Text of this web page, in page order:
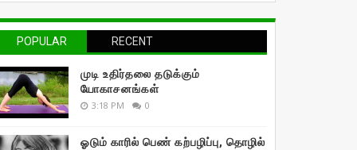
POPULAR RECENT
முடி உதிர்தலை தடுக்கும்
யோகாசனங்கள்
3:18 PM 0
ஓடும் காரில் பெண் கற்பழிப்பு, தொழில்